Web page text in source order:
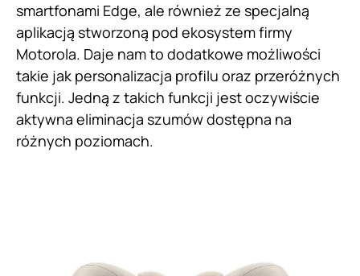
smartfonami Edge, ale również ze specjalną
aplikacją stworzoną pod ekosystem firmy
Motorola. Daje nam to dodatkowe możliwości
takie jak personalizacja profilu oraz przeróżnych
funkcji. Jedną z takich funkcji jest oczywiście
aktywna eliminacja szumów dostępna na
różnych poziomach.